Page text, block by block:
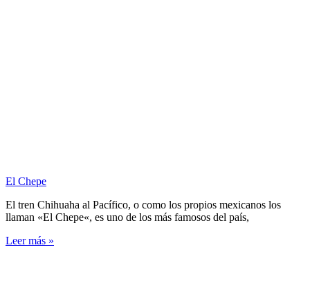
El Chepe
El tren Chihuaha al Pacífico, o como los propios mexicanos los
llaman «El Chepe«, es uno de los más famosos del país,
Leer más »